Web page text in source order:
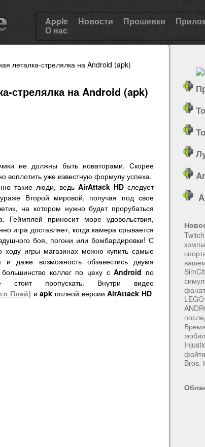
Apple Новости Прошивки
О нас
леталка-стрелялка на Android (apk)
стрелялка на Android (apk)
не должны быть новаторами. Скорее
воплотить уже известную формулу успеха.
такие люди, ведь AirAttack HDследует
Второй мировой, получая под свое
на котором нужно будет прорубаться
приносит море удовольствия,
игра доставляет, когда камера срывается
боя, погони или бомбардировки! С
игры магазинах можно купить самые
даже возможность обзавестись двумя
коллег по цеху сAndroid по
стоит пропускать. Внутри видео
Плей) иapk полной версииAirAttack HD
Bros.